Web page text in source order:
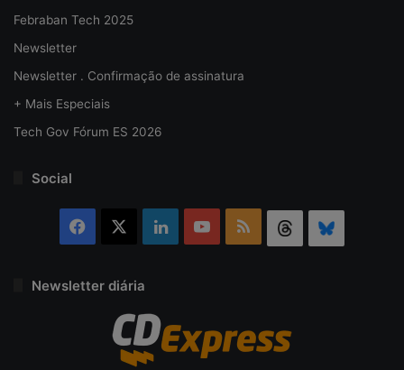
Febraban Tech 2025
Newsletter
Newsletter . Confirmação de assinatura
+ Mais Especiais
Tech Gov Fórum ES 2026
Social
Facebook LinkedinYouTubeRSS Threads
Newsletter diária